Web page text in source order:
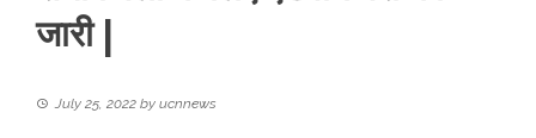
जारी |
July 25, 2022 by ucnnews